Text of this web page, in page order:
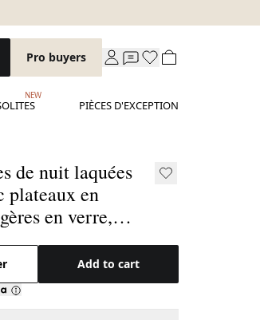
Pro buyers
NEW
PIÈCES D'EXCEPTION
de nuit laquées
plateaux en
en verre,
Add to cart